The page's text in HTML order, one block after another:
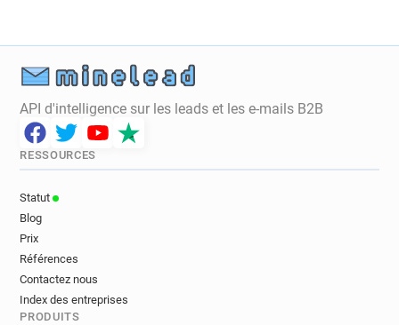
e************@iwoca.co.uk
l************@iwoca.co.uk
v******@iwoca.co.uk
g******@iwoca.co.uk
API d'intelligence sur les leads et les e-mails B2B
RESSOURCES
Statut
Blog
Prix
Références
Contactez nous
Index des entreprises
PRODUITS